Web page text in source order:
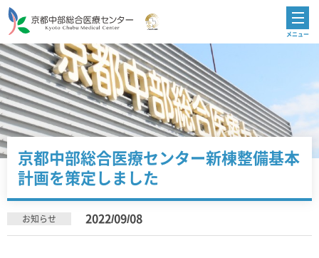
京都中部総合医療センター新棟整備基本
計画を策定しました
お知らせ 2022/09/08